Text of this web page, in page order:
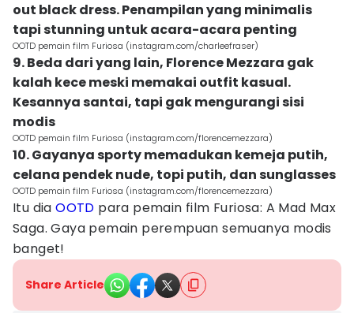
out black dress. Penampilan yang minimalis
tapi stunning untuk acara-acara penting
OOTD pemain film Furiosa (instagram.com/charleefraser)
9. Beda dari yang lain, Florence Mezzara gak
kalah kece meski memakai outfit kasual.
Kesannya santai, tapi gak mengurangi sisi
modis
OOTD pemain film Furiosa (instagram.com/florencemezzara)
10. Gayanya sporty memadukan kemeja putih,
celana pendek nude, topi putih, dan sunglasses
OOTD pemain film Furiosa (instagram.com/florencemezzara)
Itu diaOOTD para pemain film Furiosa: A Mad Max
Saga. Gaya pemain perempuan semuanya modis
banget!
Share Article